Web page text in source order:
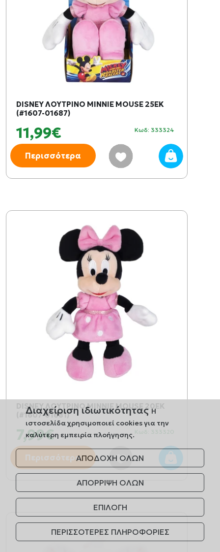
DISNEY ΛΟΥΤΡΙΝΟ MINNIE MOUSE 25ΕΚ
(#1607-01687)
11,99€ Κωδ: 333324
Περισσότερα
DISNEY ΛΟΥΤΡΙΝΟ MINNIE MOUSE 20ΕΚ
(#1607-01681)
7,99€ Κωδ: 333320
Περισσότερα
Διαχείριση ιδιωτικότητας Η
ιστοσελίδα χρησιμοποιεί cookies για την
καλύτερη εμπειρία πλοήγησης.
ΑΠΟΔΟΧΗ ΟΛΩΝ
ΑΠΟΡΡΙΨΗ ΟΛΩΝ
ΕΠΙΛΟΓΗ
ΠΕΡΙΣΣΟΤΕΡΕΣ ΠΛΗΡΟΦΟΡΙΕΣ